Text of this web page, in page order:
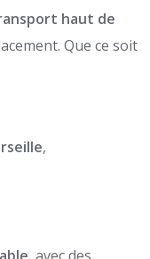
haut de
Que ce soit
,